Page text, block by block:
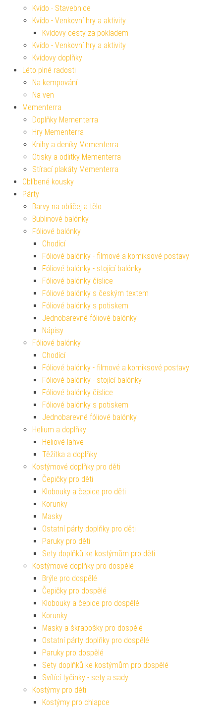
Kvído - Stavebnice
Kvído - Venkovní hry a aktivity
Kvídovy cesty za pokladem
Kvído - Venkovní hry a aktivity
Kvídovy doplňky
Léto plné radosti
Na kempování
Na ven
Mementerra
Doplňky Mementerra
Hry Mementerra
Knihy a deníky Mementerra
Otisky a odlitky Mementerra
Stírací plakáty Mementerra
Oblíbené kousky
Párty
Barvy na obličej a tělo
Bublinové balónky
Fóliové balónky
Chodící
Fóliové balónky - filmové a komiksové postavy
Fóliové balónky - stojící balónky
Fóliové balónky číslice
Fóliové balónky s českým textem
Fóliové balónky s potiskem
Jednobarevné fóliové balónky
Nápisy
Fóliové balónky
Chodící
Fóliové balónky - filmové a komiksové postavy
Fóliové balónky - stojící balónky
Fóliové balónky číslice
Fóliové balónky s potiskem
Jednobarevné fóliové balónky
Helium a doplňky
Heliové lahve
Těžítka a doplňky
Kostýmové doplňky pro děti
Čepičky pro děti
Klobouky a čepice pro děti
Korunky
Masky
Ostatní párty doplňky pro děti
Paruky pro děti
Sety doplňků ke kostýmům pro děti
Kostýmové doplňky pro dospělé
Brýle pro dospělé
Čepičky pro dospělé
Klobouky a čepice pro dospělé
Korunky
Masky a škrabošky pro dospělé
Ostatní párty doplňky pro dospělé
Paruky pro dospělé
Sety doplňků ke kostýmům pro dospělé
Svítící tyčinky - sety a sady
Kostýmy pro děti
Kostýmy pro chlapce